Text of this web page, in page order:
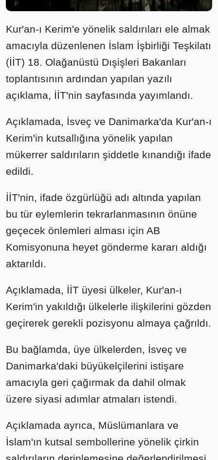
Kur'an-ı Kerim'e yönelik saldırıları ele almak
amacıyla düzenlenen İslam İşbirliği Teşkilatı
(İİT) 18. Olağanüstü Dışişleri Bakanları
toplantısının ardından yapılan yazılı
açıklama, İİT'nin sayfasında yayımlandı.
Açıklamada, İsveç ve Danimarka'da Kur'an-ı
Kerim'in kutsallığına yönelik yapılan
mükerrer saldırıların şiddetle kınandığı ifade
edildi.
İİT'nin, ifade özgürlüğü adı altında yapılan
bu tür eylemlerin tekrarlanmasının önüne
geçecek önlemleri alması için AB
Komisyonuna heyet gönderme kararı aldığı
aktarıldı.
Açıklamada, İİT üyesi ülkeler, Kur'an-ı
Kerim'in yakıldığı ülkelerle ilişkilerini gözden
geçirerek gerekli pozisyonu almaya çağrıldı.
Bu bağlamda, üye ülkelerden, İsveç ve
Danimarka'daki büyükelçilerini istişare
amacıyla geri çağırmak da dahil olmak
üzere siyasi adımlar atmaları istendi.
Açıklamada ayrıca, Müslümanlara ve
İslam'ın kutsal sembollerine yönelik çirkin